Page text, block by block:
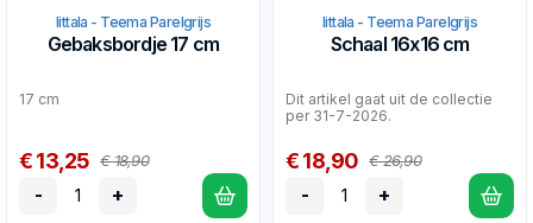
Iittala - Teema Parelgrijs
Gebaksbordje 17 cm
17 cm
€ 13,25 € 18,90
- +
Iittala - Teema Parelgrijs
Schaal 16x16 cm
Dit artikel gaat uit de collectie
per 31-7-2026.
€ 18,90 € 26,90
- +